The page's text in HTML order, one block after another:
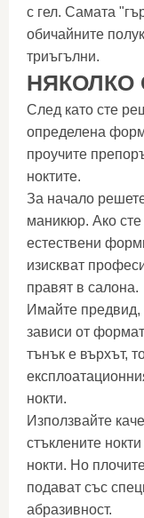
с гел. Самата
обичайните
триъгълни.
НЯКОЛКО
След като сте
определена
проучите
ноктите.
За начало
маникюр. Ако
естествени
изискват
правят в салона.
Имайте
зависи от
тънък е върхът,
нокти.
Използвайте
стъклените
нокти. Но
подават със
абразивност.